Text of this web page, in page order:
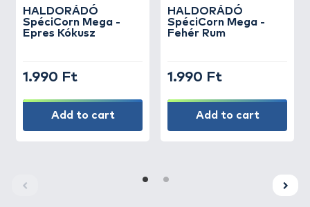
HALDORÁDÓ
SpéciCorn Mega -
Epres Kókusz
1.990 Ft
Add to cart
HALDORÁDÓ
SpéciCorn Mega -
Fehér Rum
1.990 Ft
Add to cart